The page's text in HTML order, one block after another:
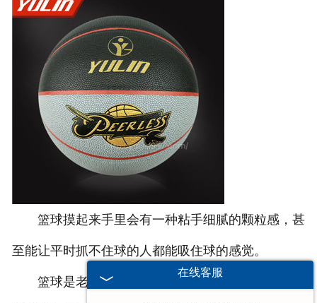
篮球摸起来手里会有一种粘手细腻的颗粒感，甚
至能让平时抓不住球的人都能吸住球的感觉。
篮球是老少皆宜的全民运动，不同的人根据自己
在线客服